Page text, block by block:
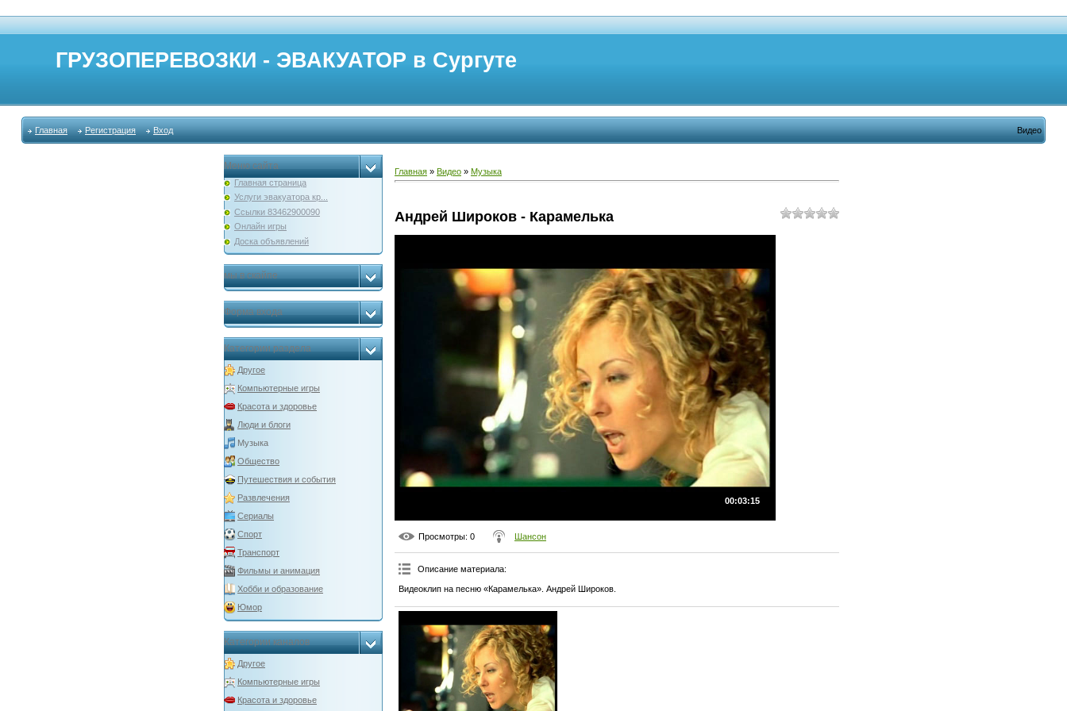
ГРУЗОПЕРЕВОЗКИ - ЭВАКУАТОР в Сургуте
Главная Регистрация Вход Видео
Меню сайта
Главная страница
Услуги эвакуатора кр...
Ссылки 83462900090
Онлайн игры
Доска объявлений
мы в скайпе
Форма входа
Категории раздела
Другое
Компьютерные игры
Красота и здоровье
Люди и блоги
Музыка
Общество
Путешествия и события
Развлечения
Сериалы
Спорт
Транспорт
Фильмы и анимация
Хобби и образование
Юмор
Категории каналов
Другое
Компьютерные игры
Красота и здоровье
Главная » Видео » Музыка
Андрей Широков - Карамелька
00:03:15
Просмотры: 0 Шансон
Описание материала:
Видеоклип на песню «Карамелька». Андрей Широков.